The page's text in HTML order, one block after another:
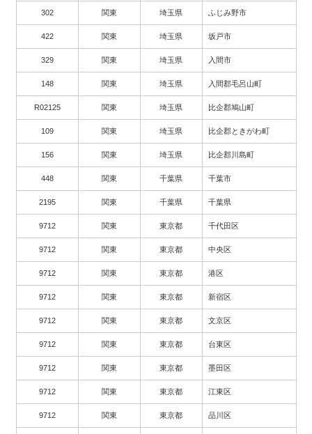
302 関東 埼玉県 ふじみ野市
422 関東 埼玉県 坂戸市
329 関東 埼玉県 入間市
148 関東 埼玉県 入間郡毛呂山町
R02125 関東 埼玉県 比企郡鳩山町
109 関東 埼玉県 比企郡ときがわ町
156 関東 埼玉県 比企郡川島町
448 関東 千葉県 千葉市
2195 関東 千葉県 千葉県
9712 関東 東京都 千代田区
9712 関東 東京都 中央区
9712 関東 東京都 港区
9712 関東 東京都 新宿区
9712 関東 東京都 文京区
9712 関東 東京都 台東区
9712 関東 東京都 墨田区
9712 関東 東京都 江東区
9712 関東 東京都 品川区